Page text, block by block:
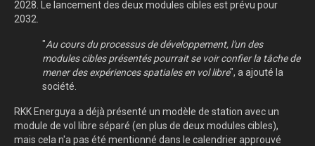
2028. Le lancement des deux modules cibles est prévu pour
2032.
"Au cours du processus de développement, l'un des
modules cibles présentés pourrait se voir confier la tâche de
mener des expériences spatiales en vol libre", a ajouté la
société.
RKK Energuya a déjà présenté un modèle de station avec un
module de vol libre séparé (en plus de deux modules cibles),
mais cela n'a pas été mentionné dans le calendrier approuvé